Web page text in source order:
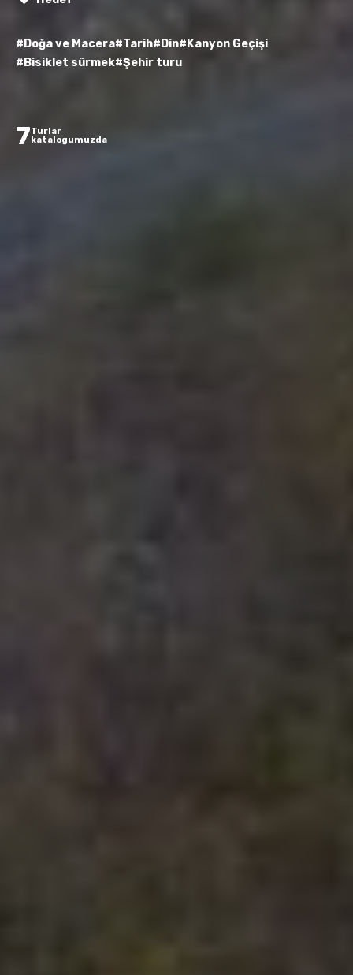
#Doğa ve Macera#Tarih#Din#Kanyon Geçişi
#Bisiklet sürmek#Şehir turu
7Turlar
katalogumuzda